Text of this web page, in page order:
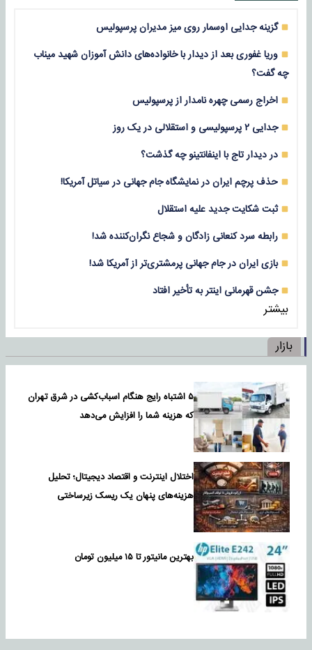
گزینه جدایی اوسمار روی میز مدیران پرسپولیس
وریا غفوری بعد از دیدار با خانواده‌های دانش آموزان شهید میناب
چه گفت؟
اخراج رسمی چهره نامدار از پرسپولیس
جدایی ۲ پرسپولیسی و استقلالی در یک روز
در دیدار تاج با اینفانتینو چه گذشت؟
حذف پرچم ایران در نمایشگاه جام جهانی در سیاتل آمریکا!
ثبت شکایت جدید علیه استقلال
رابطه سرد کنعانی زادگان و شجاع نگران‌کننده شد!
بازی‌ ایران در جام جهانی پرمشتری‌تر از آمریکا شد!
جشن قهرمانی اینتر به تأخیر افتاد
بیشتر
بازار
۵ اشتباه رایج هنگام اسباب‌کشی در شرق تهران
که هزینه شما را افزایش می‌دهد
اختلال اینترنت و اقتصاد دیجیتال؛ تحلیل
هزینه‌های پنهان یک ریسک زیرساختی
بهترین مانیتور تا ۱۵ میلیون تومان